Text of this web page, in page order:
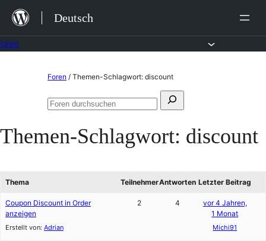
Zum
Inhalt
springen
Deutsch
Foren / Themen-Schlagwort: discount
Suchen
Foren
Themen-Schlagwort: discount
Thema TeilnehmerAntworten Letzter Beitrag
Coupon Discount in Order
anzeigen
Erstellt von: Adrian
2 4
vor 4 Jahren,
1 Monat
Michi91